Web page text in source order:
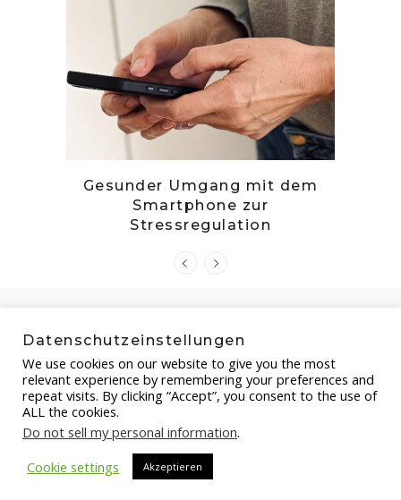
Gesunder Umgang mit dem
Smartphone zur
Stressregulation
Datenschutzeinstellungen
We use cookies on our website to give you the most
relevant experience by remembering your preferences and
repeat visits. By clicking “Accept”, you consent to the use of
ALL the cookies.
Do not sell my personal information.
Cookie settings
Akzeptieren